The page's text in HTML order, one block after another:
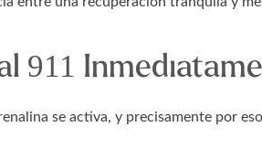
911
se activa, y precisamente por